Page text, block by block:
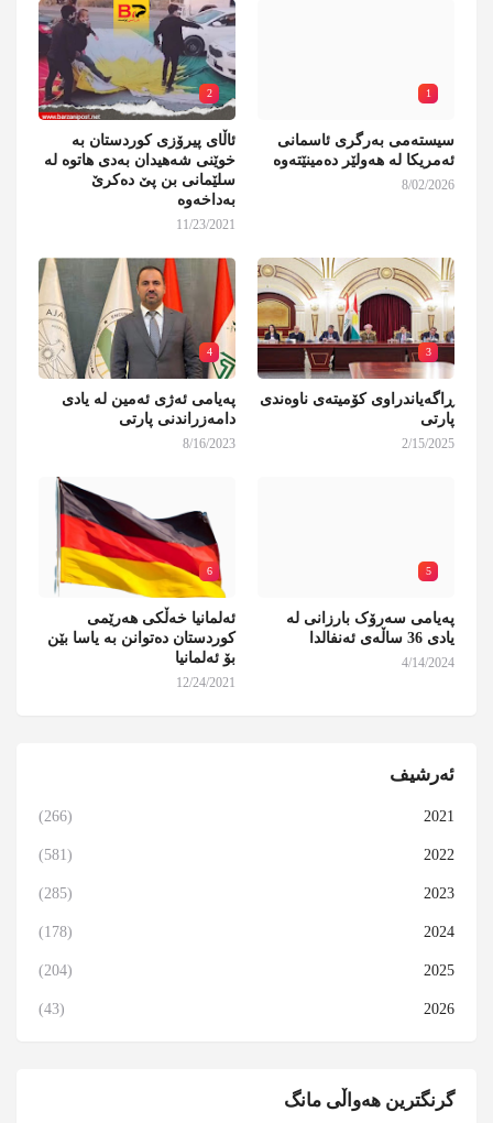
1
سیستەمی بەرگری ئاسمانی
ئەمریکا لە هەولێر دەمینێتەوە
8/02/2026
2
ئاڵای پیرۆزی کوردستان بە
خوێنی شەهیدان بەدی هاتوە لە
سلێمانی بن پێ دەکرێ
بەداخەوە
11/23/2021
3
ڕاگەیاندراوی کۆمیتەی ناوەندی
پارتی
2/15/2025
4
پەیامی ئەژی ئەمین لە یادی
دامەزراندنی پارتی
8/16/2023
5
پەیامی سەرۆک بارزانی لە
یادی 36 ساڵەی ئەنفالدا
4/14/2024
6
ئەلمانیا خەڵکی هەرێمی
کوردستان دەتوانن بە یاسا بێن
بۆ ئەلمانیا
12/24/2021
ئەرشیف
2021
(266)
2022
(581)
2023
(285)
2024
(178)
2025
(204)
2026
(43)
گرنگترین هەواڵی مانگ